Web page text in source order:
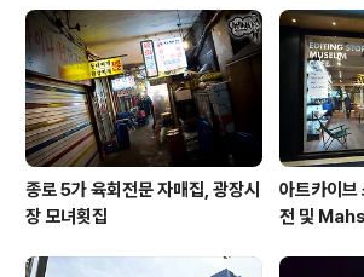
로 처음 ! 노릇노릇 기름냄새 맡으며 몸과 마음을 긴장시키
고, 비밀의 테이블에 착석하고 회를 주문. 아으 떨려 +_+
저 어르신은 2년전에도 본듯해... 우리가 주문한 회가 나오
고, ..
종로 5가 육회전문 자매집, 광장시
장 모녀횟집
아트카이브
전 및